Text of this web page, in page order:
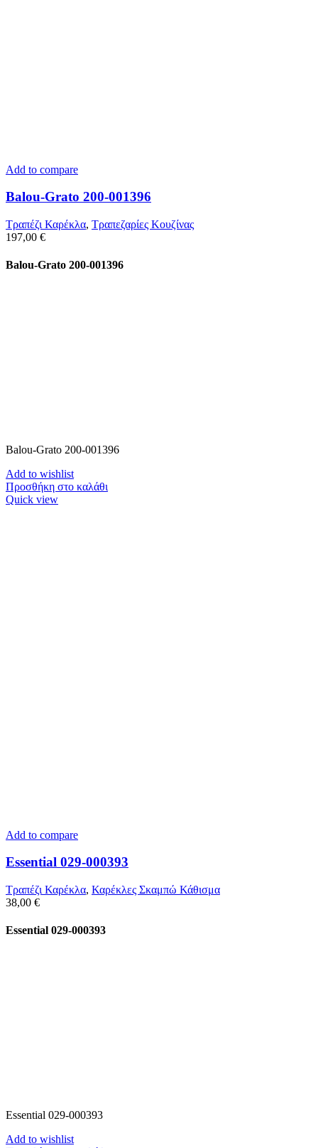
Add to compare
Balou-Grato 200-001396
Τραπέζι Καρέκλα, Τραπεζαρίες Κουζίνας
197,00 €
Balou-Grato 200-001396
Balou-Grato 200-001396
Add to wishlist
Προσθήκη στο καλάθι
Quick view
Add to compare
Essential 029-000393
Τραπέζι Καρέκλα, Καρέκλες Σκαμπώ Κάθισμα
38,00 €
Essential 029-000393
Essential 029-000393
Add to wishlist